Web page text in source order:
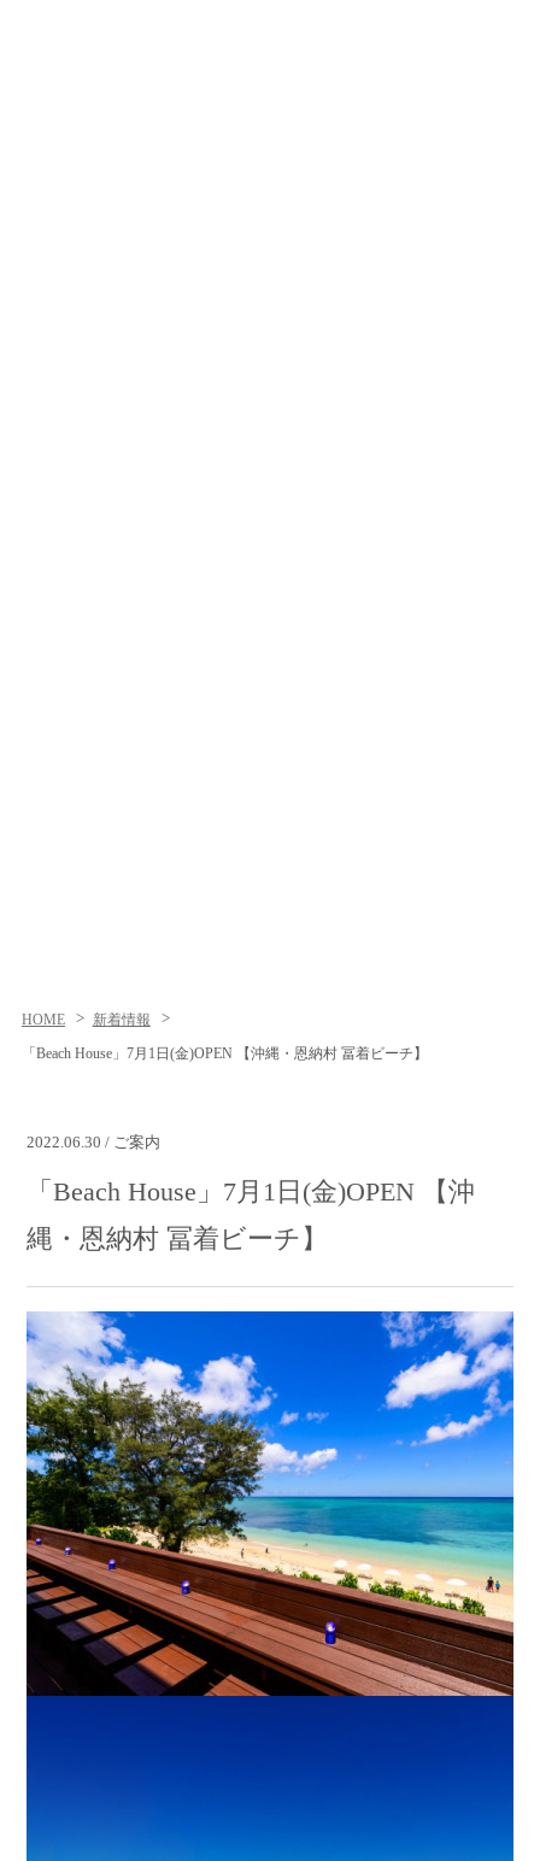
HOME
新着情報
「Beach House」7月1日(金)OPEN 【沖縄・恩納村 冨着ビーチ】
2022.06.30 / ご案内
「Beach House」7月1日(金)OPEN 【沖
縄・恩納村 冨着ビーチ】